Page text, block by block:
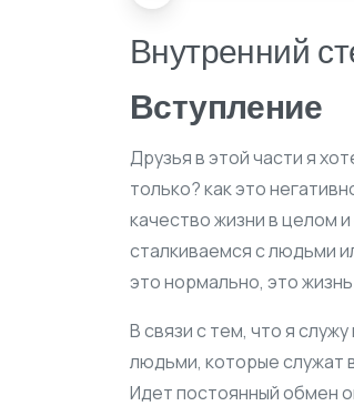
Внутренний
Вступление
Друзья в этой части я
только? как это
качество жизни в целом
сталкиваемся с людьми
это нормально, это
В связи с тем, что я
людьми, которые служат
Идет постоянный обмен